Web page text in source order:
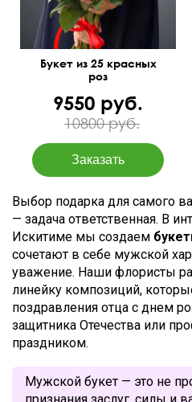
Букет из 25 красных
роз
9550 руб.
10800 руб.
Выбор подарка для самого
— задача ответственная. В
Искитиме мы создаем
сочетают в себе мужской
уважение. Наши флористы
линейку композиций,
поздравления отца с днем
защитника Отечества или
праздником.
Мужской букет — это не